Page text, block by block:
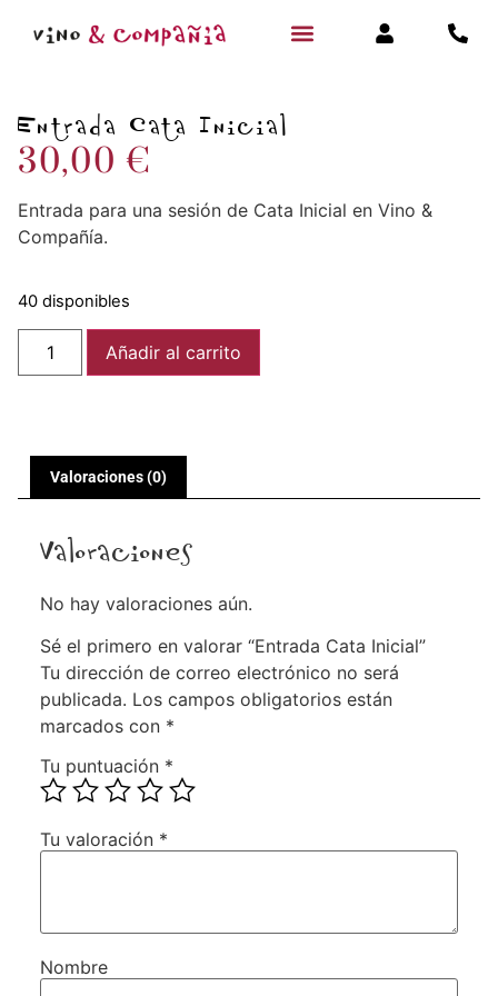
Entrada Cata Inicial
30,00 €
Entrada para una sesión de Cata Inicial en Vino &
Compañía.
40 disponibles
Añadir al carrito
Valoraciones (0)
Valoraciones
No hay valoraciones aún.
Sé el primero en valorar “Entrada Cata Inicial”
Tu dirección de correo electrónico no será
publicada. Los campos obligatorios están
marcados con *
Tu puntuación *
Tu valoración *
Nombre